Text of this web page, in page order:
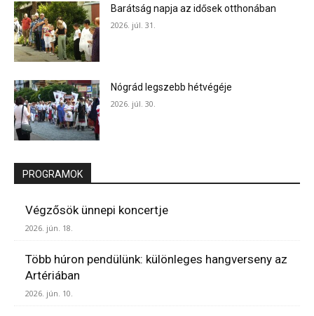
Barátság napja az idősek otthonában
2026. júl. 31.
Nógrád legszebb hétvégéje
2026. júl. 30.
PROGRAMOK
Végzősök ünnepi koncertje
2026. jún. 18.
Több húron pendülünk: különleges hangverseny az
Artériában
2026. jún. 10.